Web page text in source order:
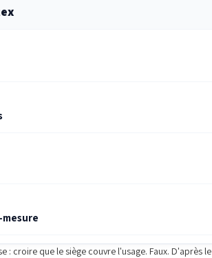
: croire que le siège couvre l'usage. Faux. D'après le